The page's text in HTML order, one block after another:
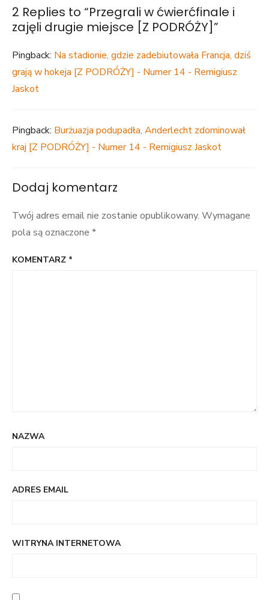
PODRÓŻY]
2 Replies to “Przegrali w ćwierćfinale i
zajęli drugie miejsce [Z PODRÓŻY]”
Pingback: Na stadionie, gdzie zadebiutowała Francja, dziś
grają w hokeja [Z PODRÓŻY] - Numer 14 - Remigiusz
Jaskot
Pingback: Burżuazja podupadła, Anderlecht zdominował
kraj [Z PODRÓŻY] - Numer 14 - Remigiusz Jaskot
Dodaj komentarz
Twój adres email nie zostanie opublikowany. Wymagane
pola są oznaczone *
KOMENTARZ *
NAZWA
ADRES EMAIL
WITRYNA INTERNETOWA